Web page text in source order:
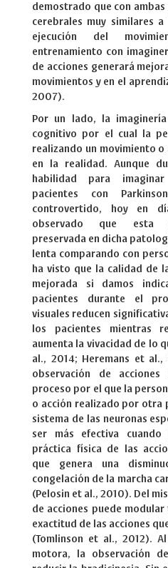
demostrado que con
cerebrales muy similares
ejecución del
entrenamiento con
de acciones generará
movimientos y en el
2007).
Por un lado, la
cognitivo por el cual la
realizando un movimiento
en la realidad. Aunque
habilidad para
pacientes con
controvertido, hoy en
observado que esta
preservada en dicha
lenta comparando con
ha visto que la calidad de
mejorada si damos
pacientes durante el
visuales reducen
los pacientes mientras
aumenta la vivacidad de lo
al., 2014; Heremans et
observación de
proceso por el que la
o acción realizado por otra
sistema de las neuronas
ser más efectiva
práctica física de las
que genera una
congelación de la marcha
(Pelosin et al., 2010). Del
de acciones puede
exactitud de las acciones
(Tomlinson et al., 2012).
motora, la observación